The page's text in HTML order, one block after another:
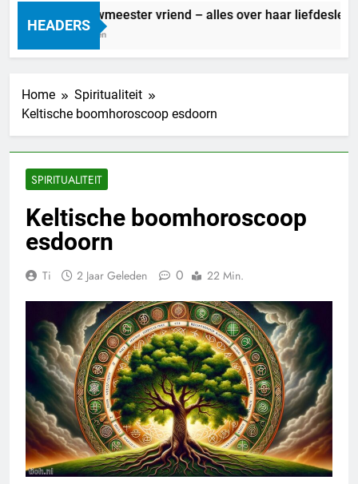
HEADERS
Marit Bouwmeester vriend – alles over haar liefdesleven
23 Uur Geleden
Home
Spiritualiteit
Keltische boomhoroscoop esdoorn
SPIRITUALITEIT
Keltische boomhoroscoop
esdoorn
Ti 2 Jaar Geleden 0 22 Min.